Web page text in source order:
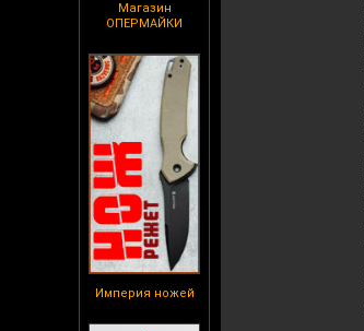
Магазин
ОПЕРМАЙКИ
Империя ножей